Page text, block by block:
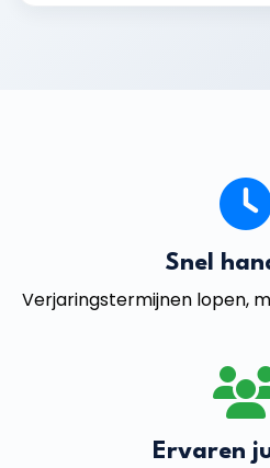
Snel
Verjaringstermijnen lopen,
Ervaren